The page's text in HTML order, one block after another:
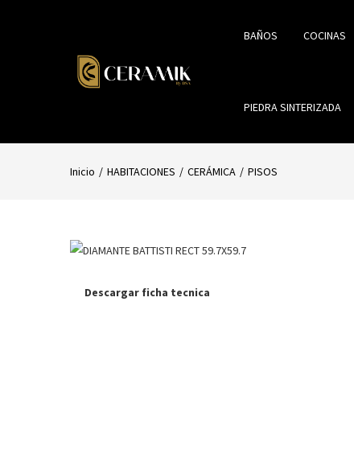
BAÑOS COCINAS
PIEDRA SINTERIZADA
Inicio HABITACIONES CERÁMICA PISOS
Descargar ficha tecnica